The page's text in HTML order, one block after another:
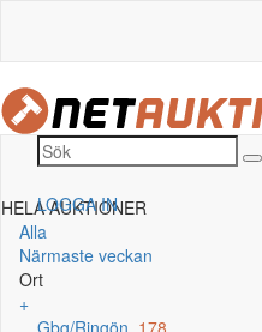
LOGGA IN
HELA AUKTIONER
Alla
Närmaste veckan
Ort
+
Gbg/Ringön, 178